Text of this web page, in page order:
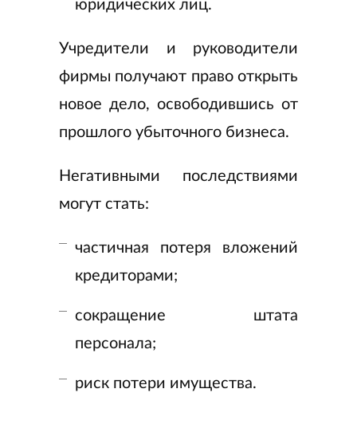
юридических лиц.
Учредители и руководители
фирмы получают право открыть
новое дело, освободившись от
прошлого убыточного бизнеса.
Негативными последствиями
могут стать:
частичная потеря вложений
кредиторами;
сокращение штата
персонала;
риск потери имущества.